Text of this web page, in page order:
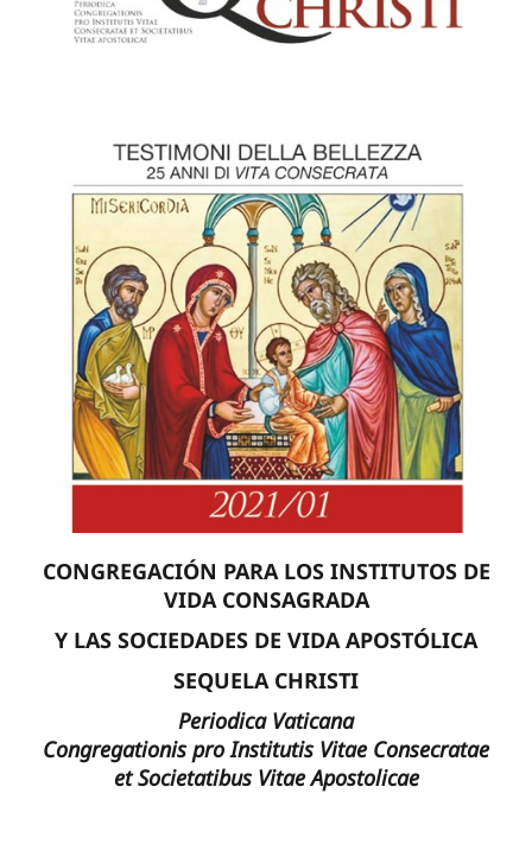
CONGREGACIÓN PARA LOS INSTITUTOS DE
VIDA CONSAGRADA
Y LAS SOCIEDADES DE VIDA APOSTÓLICA
SEQUELA CHRISTI
Periodica Vaticana
Congregationis pro Institutis Vitae Consecratae
et Societatibus Vitae Apostolicae